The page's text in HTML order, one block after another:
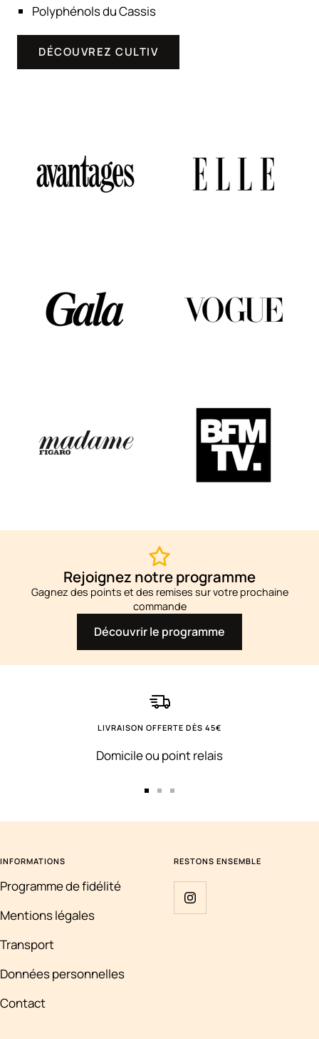
Polyphénols du Cassis
DÉCOUVREZ CULTIV
Rejoignez notre programme
Gagnez des points et des remises sur votre prochaine
commande
Découvrir le programme
LIVRAISON OFFERTE DÈS 45€
Domicile ou point relais
auauau
3
INFORMATIONS
Programme de fidélité
Mentions légales
Transport
Données personnelles
Contact
RESTONS ENSEMBLE